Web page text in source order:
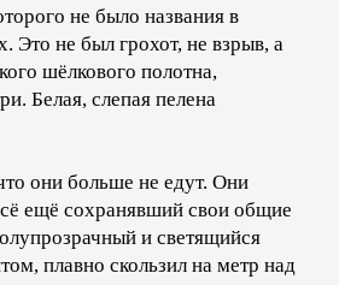
не было названия в
Это не был грохот, не взрыв, а
шёлкового полотна,
Белая, слепая пелена
они больше не едут. Они
ещё сохранявший свои общие
и светящийся
плавно скользил на метр над